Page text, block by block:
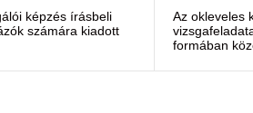
képzés írásbeli
számára kiadott
Az okleveles
formában